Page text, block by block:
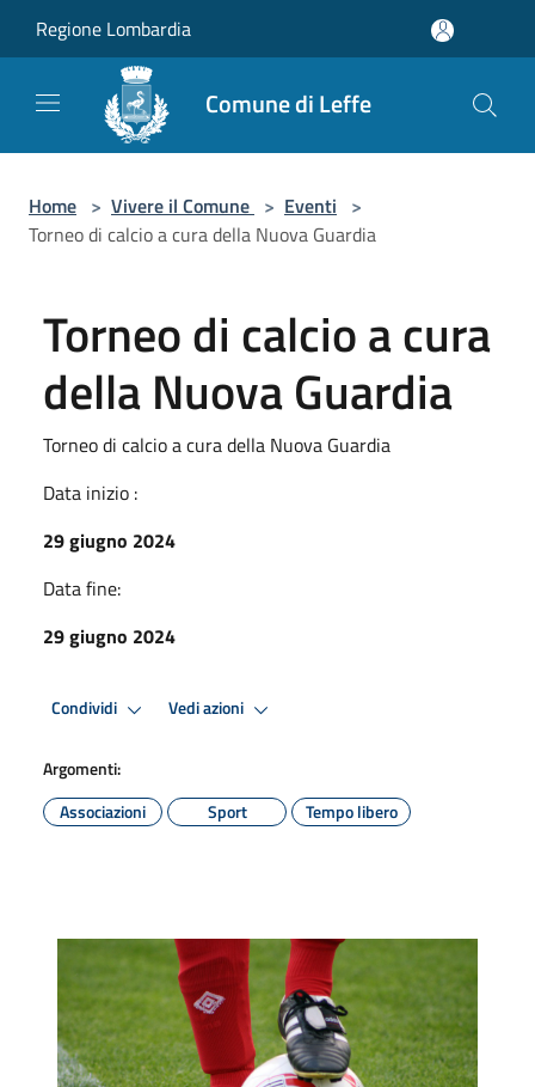
Regione Lombardia
Comune di Leffe
Home > Vivere il Comune > Eventi >
Torneo di calcio a cura della Nuova Guardia
Torneo di calcio a cura
della Nuova Guardia
Torneo di calcio a cura della Nuova Guardia
Data inizio :
29 giugno 2024
Data fine:
29 giugno 2024
Condividi Vedi azioni
Argomenti:
Associazioni
Sport Tempo libero